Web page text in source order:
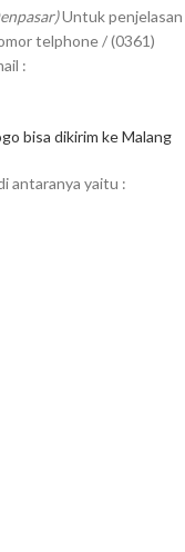
Untuk penjelasan
telphone / (0361)
:
bisa dikirim ke Malang
antaranya yaitu :